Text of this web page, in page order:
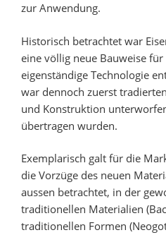
zur Anwendung.
Historisch betrachtet war
eine völlig neue Bauweise
eigenständige Technologie
war dennoch zuerst
und Konstruktion
übertragen wurden.
Exemplarisch galt für die
die Vorzüge des neuen
aussen betrachtet, in der
traditionellen Materialien
traditionellen Formen